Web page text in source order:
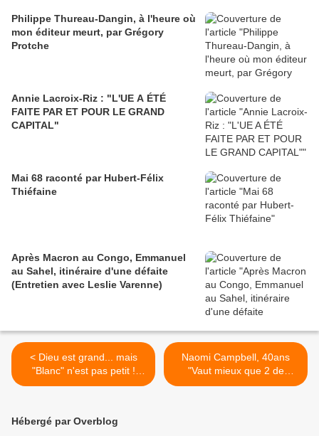
Philippe Thureau-Dangin, à l'heure où
mon éditeur meurt, par Grégory
Protche
Annie Lacroix-Riz : "L'UE A ÉTÉ
FAITE PAR ET POUR LE GRAND
CAPITAL"
Mai 68 raconté par Hubert-Félix
Thiéfaine
Après Macron au Congo, Emmanuel
au Sahel, itinéraire d'une défaite
(Entretien avec Leslie Varenne)
< Dieu est grand... mais
"Blanc" n'est pas petit !
Serge Bilé à propos de son
Naomi Campbell, 40ans
"Vaut mieux que 2 de
20ans" citation de G.P >
Hébergé par Overblog